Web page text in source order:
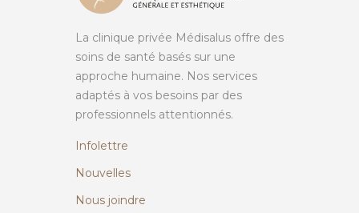
La clinique privée Médisalus offre des
soins de santé basés sur une
approche humaine. Nos services
adaptés à vos besoins par des
professionnels attentionnés.
Infolettre
Nouvelles
Nous joindre